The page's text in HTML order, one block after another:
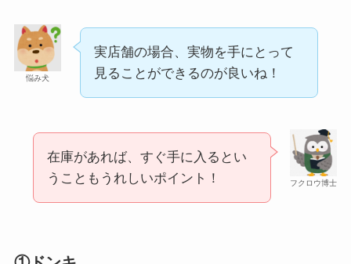
悩み犬
実店舗の場合、実物を手にとって
見ることができるのが良いね！
フクロウ博士
在庫があれば、すぐ手に入るとい
うこともうれしいポイント！